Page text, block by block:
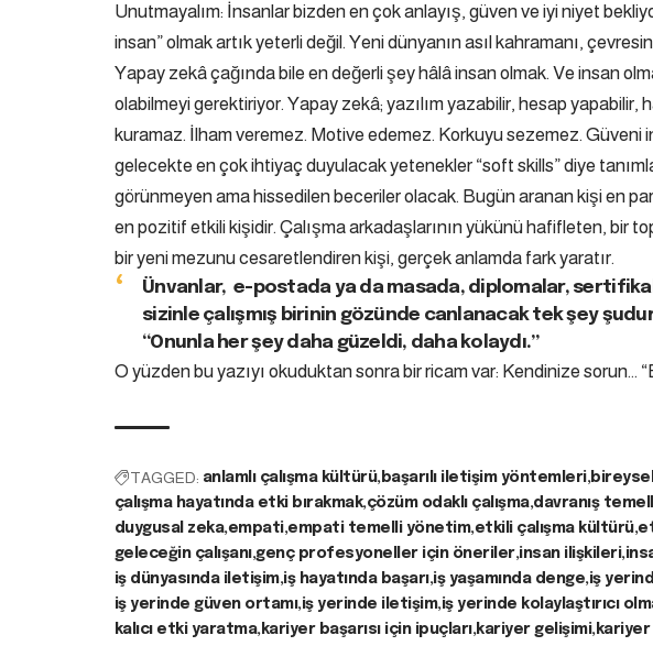
Unutmayalım: İnsanlar bizden en çok anlayış, güven ve iyi niyet
insan” olmak artık yeterli değil. Yeni dünyanın asıl kahramanı,
Yapay zekâ çağında bile en değerli şey hâlâ insan olmak. Ve insan
olabilmeyi gerektiriyor. Yapay zekâ; yazılım yazabilir, hesap yapabilir,
kuramaz. İlham veremez. Motive edemez. Korkuyu sezemez. Güveni
gelecekte en çok ihtiyaç duyulacak yetenekler “soft skills” diye
görünmeyen ama hissedilen beceriler olacak. Bugün aranan kişi en
en pozitif etkili kişidir. Çalışma arkadaşlarının yükünü hafifleten, bir
bir yeni mezunu cesaretlendiren kişi, gerçek anlamda fark yaratır.
Ünvanlar, e-postada ya da masada, diplomalar,
sizinle çalışmış birinin gözünde canlanacak tek şey
“Onunla her şey daha güzeldi, daha kolaydı.”
O yüzden bu yazıyı okuduktan sonra bir ricam var: Kendinize sorun…
TAGGED: anlamlı çalışma kültürü başarılı iletişim yöntemleri bireysel
çalışma hayatında etki bırakmak çözüm odaklı çalışma davranış
duygusal zeka empati empati temelli yönetim etkili çalışma kültürü
geleceğin çalışanı genç profesyoneller için öneriler insan ilişkileri
iş dünyasında iletişim iş hayatında başarı iş yaşamında denge iş
iş yerinde güven ortamı iş yerinde iletişim iş yerinde kolaylaştırıcı
kalıcı etki yaratma kariyer başarısı için ipuçları kariyer gelişimi